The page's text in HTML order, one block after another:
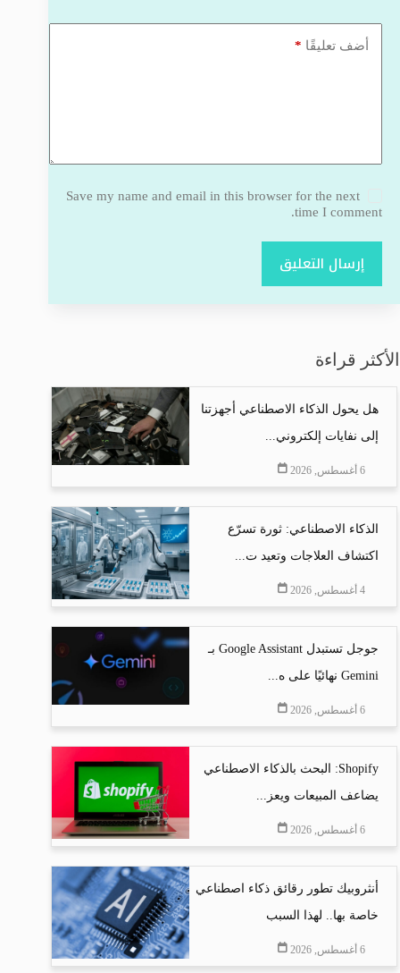
أضف تعليقًا *
Save my name and email in this browser for the next
time I comment.
إرسال التعليق
الأكثر قراءة
هل يحول الذكاء الاصطناعي أجهزتنا
إلى نفايات إلكتروني...
6 أغسطس, 2026
الذكاء الاصطناعي: ثورة تسرّع
اكتشاف العلاجات وتعيد ت...
4 أغسطس, 2026
جوجل تستبدل Google Assistant بـ
Gemini نهائيًا على ه...
6 أغسطس, 2026
Shopify: البحث بالذكاء الاصطناعي
يضاعف المبيعات ويعز...
6 أغسطس, 2026
أنثروبيك تطور رقائق ذكاء اصطناعي
خاصة بها.. لهذا السبب
6 أغسطس, 2026